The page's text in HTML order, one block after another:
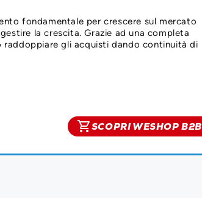
fondamentale per crescere sul mercato
la crescita. Grazie ad una completa
gli acquisti dando continuità di
shopping_cartSCOPRI WESHOP B2B